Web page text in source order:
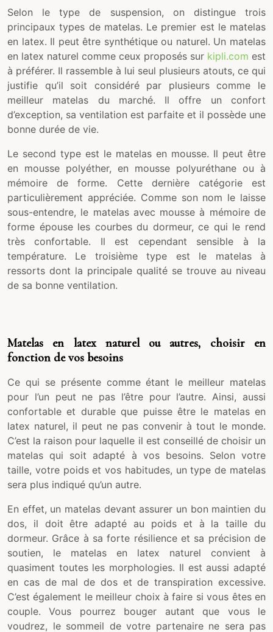
Selon le type de suspension, on distingue trois
principaux types de matelas. Le premier est le matelas
en latex. Il peut être synthétique ou naturel. Un matelas
en latex naturel comme ceux proposés sur kipli.com est
à préférer. Il rassemble à lui seul plusieurs atouts, ce qui
justifie qu’il soit considéré par plusieurs comme le
meilleur matelas du marché. Il offre un confort
d’exception, sa ventilation est parfaite et il possède une
bonne durée de vie.
Le second type est le matelas en mousse. Il peut être
en mousse polyéther, en mousse polyuréthane ou à
mémoire de forme. Cette dernière catégorie est
particulièrement appréciée. Comme son nom le laisse
sous-entendre, le matelas avec mousse à mémoire de
forme épouse les courbes du dormeur, ce qui le rend
très confortable. Il est cependant sensible à la
température. Le troisième type est le matelas à
ressorts dont la principale qualité se trouve au niveau
de sa bonne ventilation.
Matelas en latex naturel ou autres, choisir en
fonction de vos besoins
Ce qui se présente comme étant le meilleur matelas
pour l’un peut ne pas l’être pour l’autre. Ainsi, aussi
confortable et durable que puisse être le matelas en
latex naturel, il peut ne pas convenir à tout le monde.
C’est la raison pour laquelle il est conseillé de choisir un
matelas qui soit adapté à vos besoins. Selon votre
taille, votre poids et vos habitudes, un type de matelas
sera plus indiqué qu’un autre.
En effet, un matelas devant assurer un bon maintien du
dos, il doit être adapté au poids et à la taille du
dormeur. Grâce à sa forte résilience et sa précision de
soutien, le matelas en latex naturel convient à
quasiment toutes les morphologies. Il est aussi adapté
en cas de mal de dos et de transpiration excessive.
C’est également le meilleur choix à faire si vous êtes en
couple. Vous pourrez bouger autant que vous le
voudrez, le sommeil de votre partenaire ne sera pas